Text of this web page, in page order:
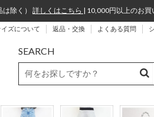
除く） 詳しくはこちら | 10,000円以上のお買
ズについて 返品・交換 よくある質問
SEARCH